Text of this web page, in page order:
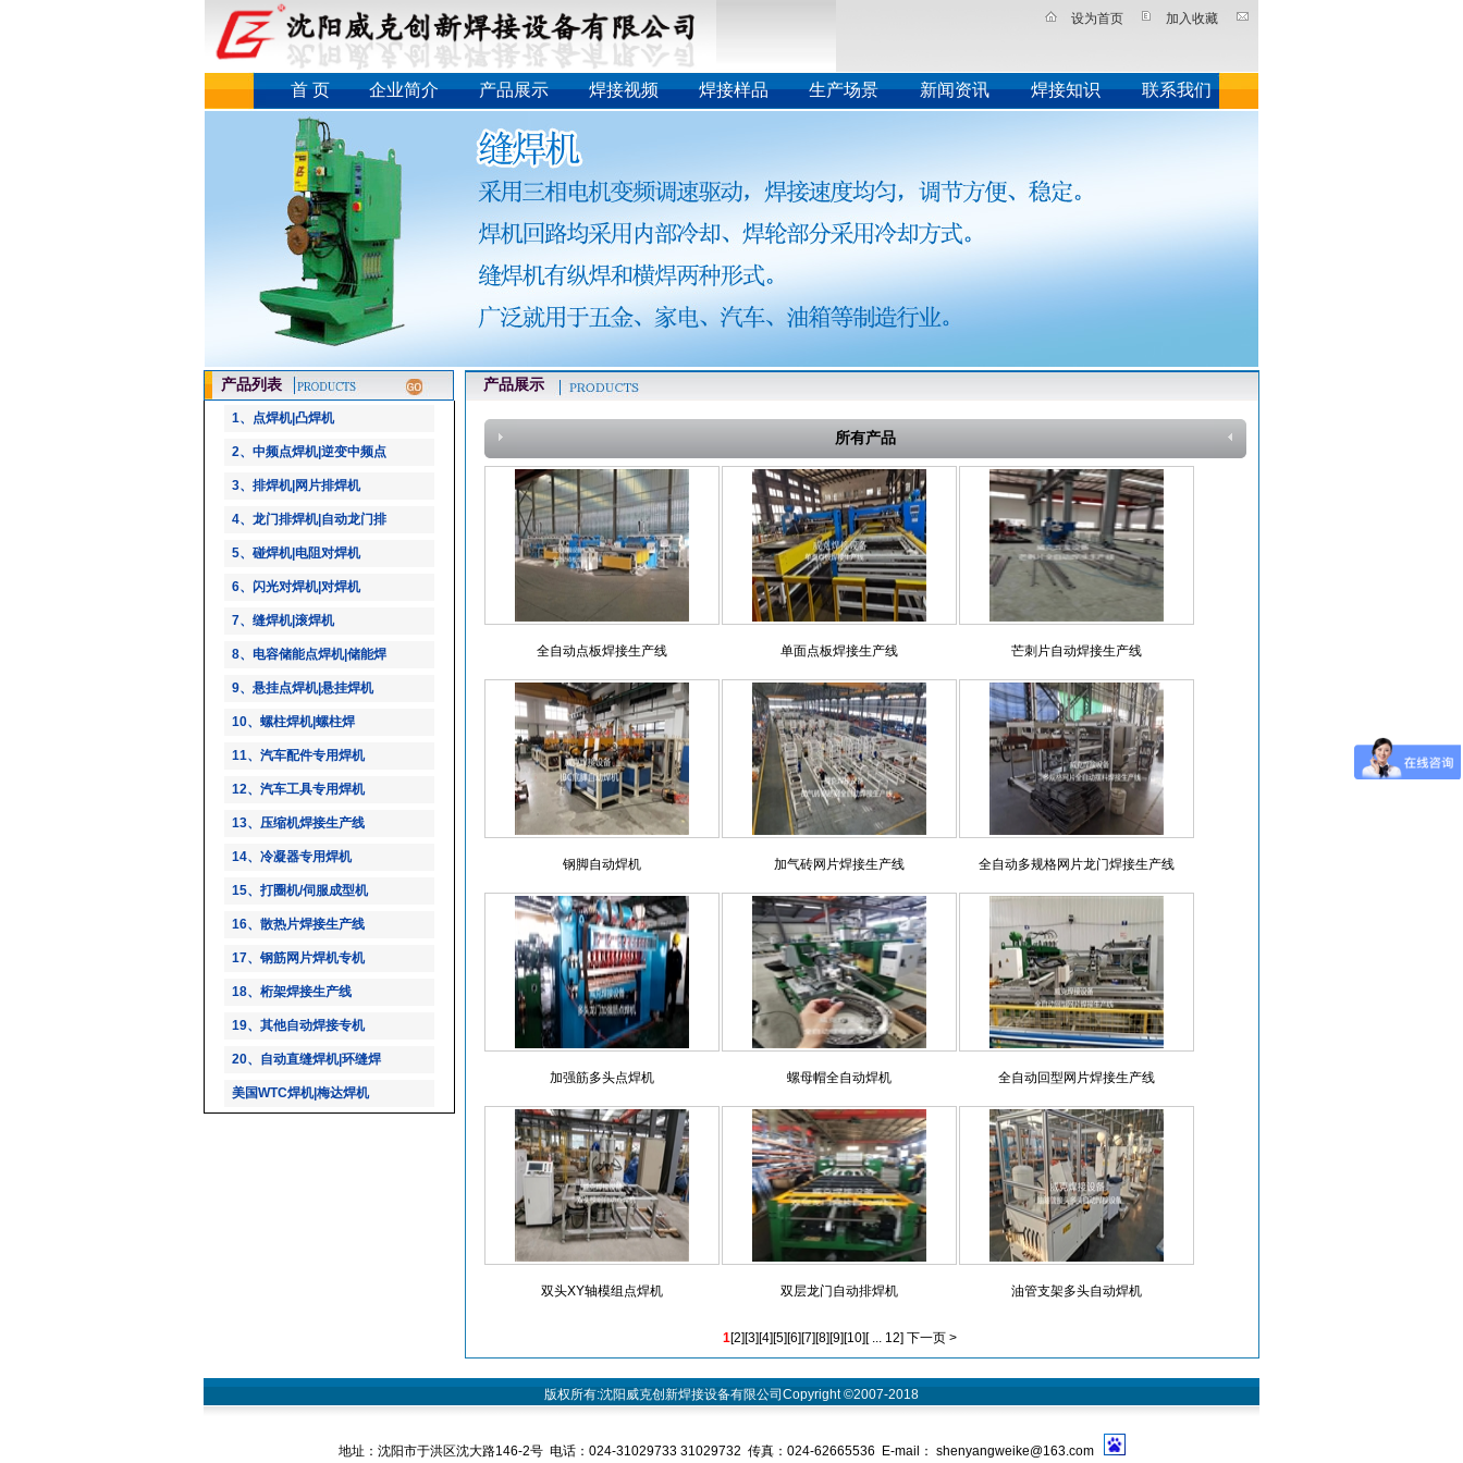
设为首页 加入收藏
首 页 企业简介 产品展示 焊接视频 焊接样品 生产场景 新闻资讯 焊接知识 联系我们
产品列表
1、点焊机|凸焊机
2、中频点焊机|逆变中频点
3、排焊机|网片排焊机
4、龙门排焊机|自动龙门排
5、碰焊机|电阻对焊机
6、闪光对焊机|对焊机
7、缝焊机|滚焊机
8、电容储能点焊机|储能焊
9、悬挂点焊机|悬挂焊机
10、螺柱焊机|螺柱焊
11、汽车配件专用焊机
12、汽车工具专用焊机
13、压缩机焊接生产线
14、冷凝器专用焊机
15、打圈机/伺服成型机
16、散热片焊接生产线
17、钢筋网片焊机专机
18、桁架焊接生产线
19、其他自动焊接专机
20、自动直缝焊机|环缝焊
美国WTC焊机|梅达焊机
产品展示
所有产品
全自动点板焊接生产线 单面点板焊接生产线 芒刺片自动焊接生产线
钢脚自动焊机 加气砖网片焊接生产线 全自动多规格网片龙门焊接生产线
加强筋多头点焊机 螺母帽全自动焊机 全自动回型网片焊接生产线
双头XY轴模组点焊机 双层龙门自动排焊机 油管支架多头自动焊机
1[2][3][4][5][6][7][8][9][10][... 12] 下一页 >
版权所有:沈阳威克创新焊接设备有限公司Copyright ©2007-2018
地址：沈阳市于洪区沈大路146-2号 电话：024-31029733 31029732 传真：024-62665536 E-mail： shenyangweike@163.com